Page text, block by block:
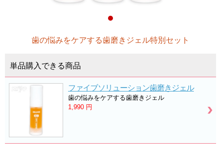
歯の悩みをケアする歯磨きジェル特別セット
単品購入できる商品
ファイブソリューション歯磨きジェル
歯の悩みをケアする歯磨きジェル
1,990 円